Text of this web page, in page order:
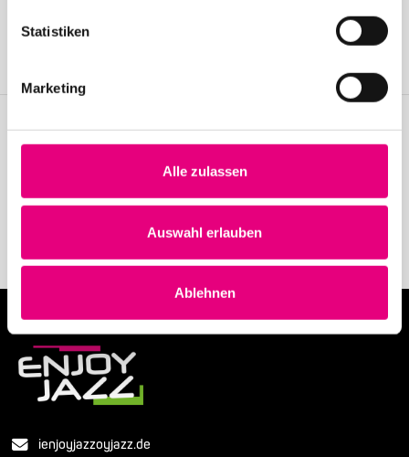
Statistiken
Marketing
Alle zulassen
Auswahl erlauben
Ablehnen
Join the Enjoy Jazz and receive exclusive information about the
festival.
Subscribe to our newsletter
ienjoyjazzoyjazz.de